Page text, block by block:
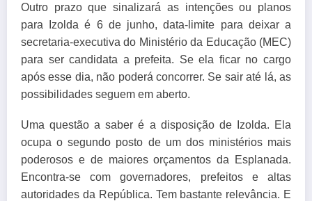
Outro prazo que sinalizará as intenções ou planos
para Izolda é 6 de junho, data-limite para deixar a
secretaria-executiva do Ministério da Educação (MEC)
para ser candidata a prefeita. Se ela ficar no cargo
após esse dia, não poderá concorrer. Se sair até lá, as
possibilidades seguem em aberto.
Uma questão a saber é a disposição de Izolda. Ela
ocupa o segundo posto de um dos ministérios mais
poderosos e de maiores orçamentos da Esplanada.
Encontra-se com governadores, prefeitos e altas
autoridades da República. Tem bastante relevância. E